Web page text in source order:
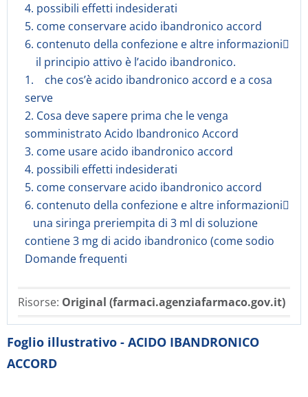
4. possibili effetti indesiderati
5. come conservare acido ibandronico accord
6. contenuto della confezione e altre informazioni
il principio attivo è l’acido ibandronico.
1. che cos’è acido ibandronico accord e a cosa
serve
2. Cosa deve sapere prima che le venga
somministrato Acido Ibandronico Accord
3. come usare acido ibandronico accord
4. possibili effetti indesiderati
5. come conservare acido ibandronico accord
6. contenuto della confezione e altre informazioni
una siringa preriempita di 3 ml di soluzione
contiene 3 mg di acido ibandronico (come sodio
Domande frequenti
Risorse: Original (farmaci.agenziafarmaco.gov.it)
Foglio illustrativo - ACIDO IBANDRONICO
ACCORD